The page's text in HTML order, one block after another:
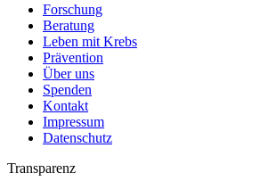
Forschung
Beratung
Leben mit Krebs
Prävention
Über uns
Spenden
Kontakt
Impressum
Datenschutz
Transparenz